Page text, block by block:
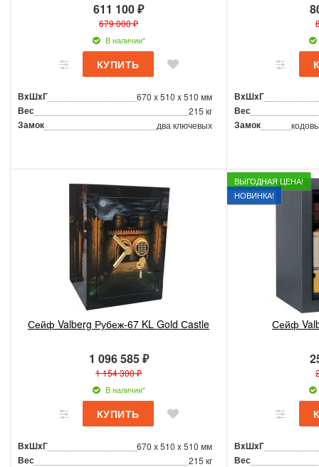
611 100 ₽
679 000 ₽
В наличии*
ВxШxГ 670 x 510 x 510 мм
Вес 215 кг
Замок два ключевых
ВxШxГ
Вес
Замок
Сейф Valberg Рубеж-67 KL Gold Сastle
1 096 585 ₽
1 154 300 ₽
В наличии*
ВxШxГ 670 x 510 x 510 мм
Вес 215 кг
ВЫГОДНАЯ ЦЕНА!
НОВИНКА!
Сейф
ВxШxГ
Вес